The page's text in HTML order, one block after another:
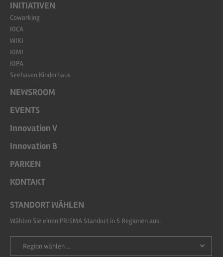
INITIATIVEN
Coworking
KICA
WIKI
KIMI
KIPA
Seehasen Kinderhaus
NEWSROOM
EVENTS
Innovation V
Innovation B
PARKEN
KONTAKT
STANDORT WÄHLEN
Wählen Sie einen PRISMA Standort in 5 Regionen aus.
Region wählen ...